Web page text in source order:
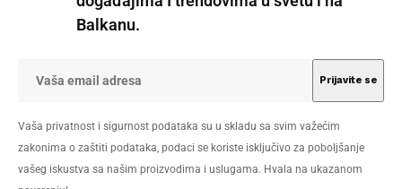
Balkanu.
Vaša privatnost i sigurnost podataka su u skladu sa svim važećim
zakonima o zaštiti podataka, podaci se koriste isključivo za poboljšanje
vašeg iskustva sa našim proizvodima i uslugama. Hvala na ukazanom